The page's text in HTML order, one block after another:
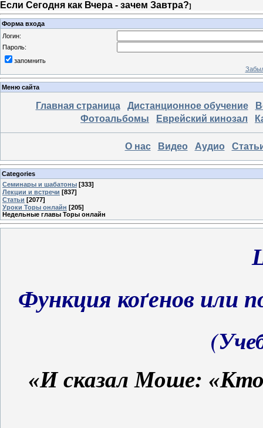
Если Сегодня как Вчера - зачем Завтра?]
Форма входа
Логин:
Пароль:
запомнить
Меню сайта
Главная страница Дистанционное обучение
Фотоальбомы
Еврейский кинозал
О нас Видео Аудио
Categories
Семинары и шабатоны [333]
Лекции и встречи [837]
Статьи [2077]
Уроки Торы онлайн [205]
Недельные главы Торы онлайн
Функция коґеновили
«И сказал Моше: